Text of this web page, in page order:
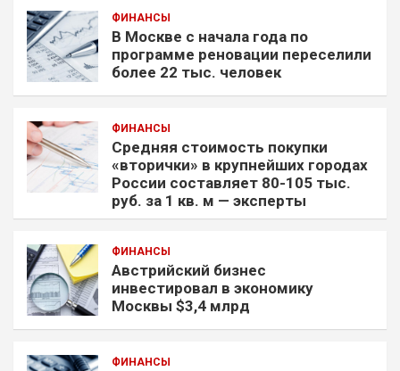
ФИНАНСЫ
В Москве с начала года по
программе реновации переселили
более 22 тыс. человек
ФИНАНСЫ
Средняя стоимость покупки
«вторички» в крупнейших городах
России составляет 80-105 тыс.
руб. за 1 кв. м — эксперты
ФИНАНСЫ
Австрийский бизнес
инвестировал в экономику
Москвы $3,4 млрд
ФИНАНСЫ